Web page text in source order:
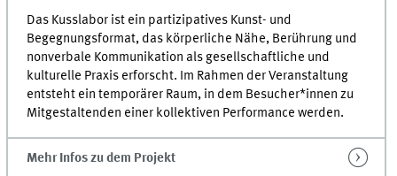
Das Kusslabor ist ein partizipatives Kunst- und
Begegnungsformat, das körperliche Nähe, Berührung und
nonverbale Kommunikation als gesellschaftliche und
kulturelle Praxis erforscht. Im Rahmen der Veranstaltung
entsteht ein temporärer Raum, in dem Besucher*innen zu
Mitgestaltenden einer kollektiven Performance werden.
Mehr Infos zu dem Projekt